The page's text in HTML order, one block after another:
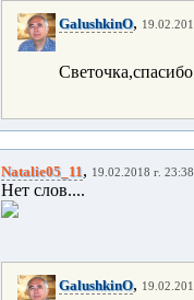
GalushkinO,
Natalie05_11, 19.02.2018 г. 23:38
Нет слов....
GalushkinO,